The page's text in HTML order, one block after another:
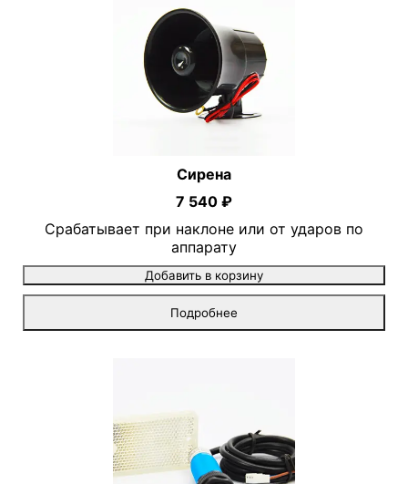
Сирена
7 540 ₽
Срабатывает при наклоне или от ударов по
аппарату
Добавить в корзину
Подробнее